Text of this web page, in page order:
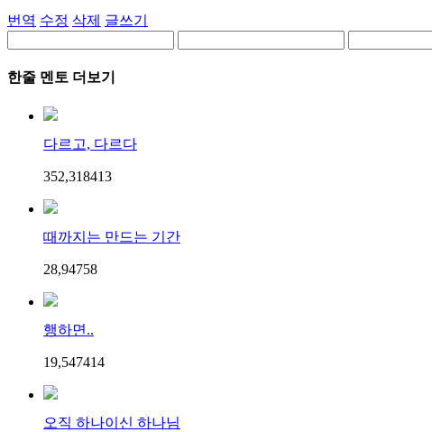
번역 수정 삭제 글쓰기
한줄 멘토 더보기
다르고, 다르다
352,318413
때까지는 만드는 기간
28,94758
행하면..
19,547414
오직 하나이신 하나님